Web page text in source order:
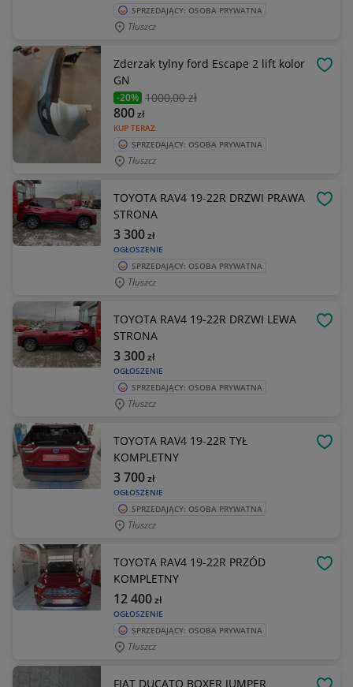
SPRZEDAJĄCY: OSOBA PRYWATNA
Tłuszcz
Zderzak tylny ford Escape 2 lift kolor
GN
-20% 1000,00 zł
KUP TERAZ
800zł
SPRZEDAJĄCY: OSOBA PRYWATNA
Tłuszcz
TOYOTA RAV4 19-22R DRZWI PRAWA
STRONA
OGŁOSZENIE
3 300zł
SPRZEDAJĄCY: OSOBA PRYWATNA
Tłuszcz
TOYOTA RAV4 19-22R DRZWI LEWA
STRONA
OGŁOSZENIE
3 300zł
SPRZEDAJĄCY: OSOBA PRYWATNA
Tłuszcz
TOYOTA RAV4 19-22R TYŁ
KOMPLETNY
OGŁOSZENIE
3 700zł
SPRZEDAJĄCY: OSOBA PRYWATNA
Tłuszcz
TOYOTA RAV4 19-22R PRZÓD
KOMPLETNY
OGŁOSZENIE
12 400zł
SPRZEDAJĄCY: OSOBA PRYWATNA
Tłuszcz
FIAT DUCATO BOXER JUMPER